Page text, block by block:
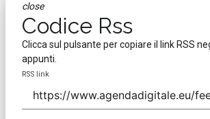
close
Codice Rss
Clicca sul pulsante per copiare il link RSS
appunti.
RSS link